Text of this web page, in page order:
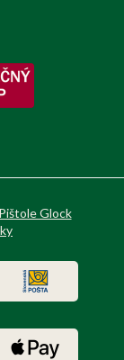
Pištole Glock